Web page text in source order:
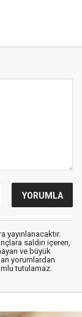
yayınlanacaktır.
saldırı içeren,
ve büyük
yorumlardan
tutulamaz.